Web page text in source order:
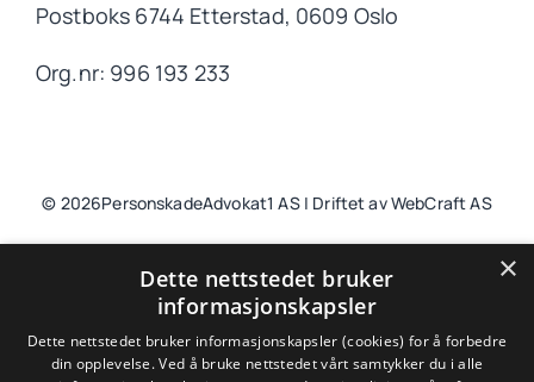
Postboks 6744 Etterstad, 0609 Oslo
Org.nr: 996 193 233
© 2026PersonskadeAdvokat1 AS | Driftet av WebCraft AS
Til toppen
×
Dette nettstedet bruker
informasjonskapsler
Dette nettstedet bruker informasjonskapsler (cookies) for å forbedre
din opplevelse. Ved å bruke nettstedet vårt samtykker du i alle